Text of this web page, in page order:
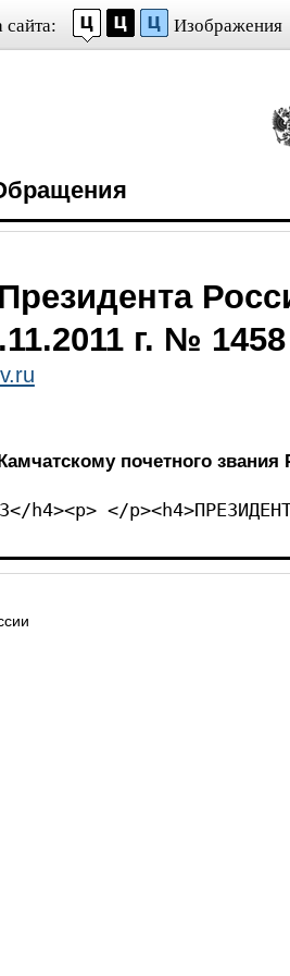
сайта: Изображения
г. № 1458
почетного
h4><p> </